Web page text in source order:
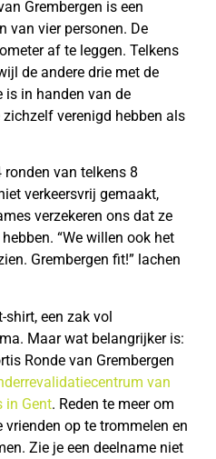
Grembergen is een
van vier personen. De
af te leggen. Telkens
de andere drie met de
is in handen van de
verenigd hebben als
van telkens 8
verkeersvrij gemaakt,
verzekeren ons dat ze
“We willen ook het
Grembergen fit!” lachen
shirt, een zak vol
Maar wat belangrijker is:
Ronde van Grembergen
van
in Gent. Reden te meer om
op te trommelen en
Zie je een deelname niet